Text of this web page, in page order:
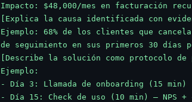
Impacto: $48,000/mes en facturación
[Explica la causa identificada con
Ejemplo: 68% de los clientes que
de seguimiento en sus primeros 30 días
[Describe la solución como protocolo de
Ejemplo:
- Día 3: Llamada de onboarding (15 min)
- Día 15: Check de uso (10 min) — NPS